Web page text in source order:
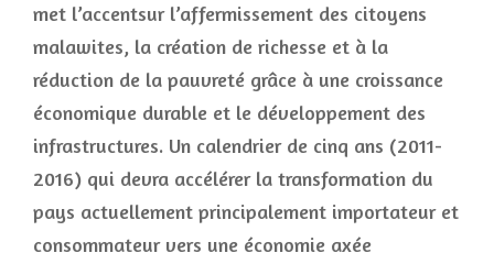
met l’accentsur l’affermissement des citoyens
malawites, la création de richesse et à la
réduction de la pauvreté grâce à une croissance
économique durable et le développement des
infrastructures. Un calendrier de cinq ans (2011-
2016) qui devra accélérer la transformation du
pays actuellement principalement importateur et
consommateur vers une économie axée